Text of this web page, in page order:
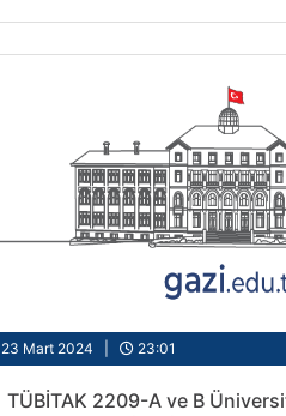
23 Mart 2024 | 23:01
TÜBİTAK 2209-A ve B